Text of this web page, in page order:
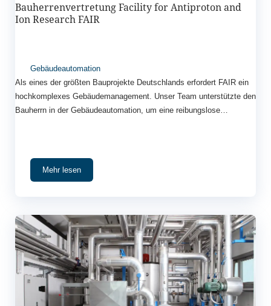
Bauherrenvertretung Facility for Antiproton and
Ion Research FAIR
Gebäudeautomation
Als eines der größten Bauprojekte Deutschlands erfordert FAIR ein
hochkomplexes Gebäudemanagement. Unser Team unterstützte den
Bauherrn in der Gebäudeautomation, um eine reibungslose
Mehr lesen